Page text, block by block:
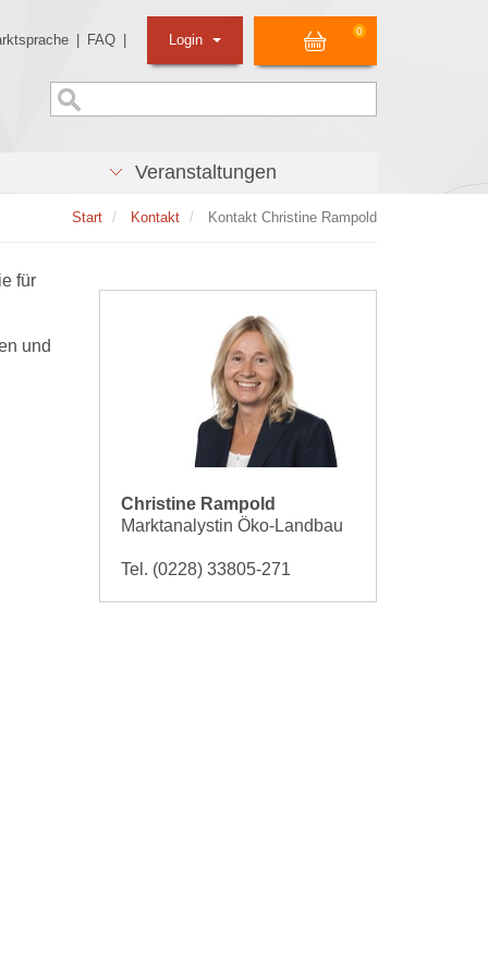
FAQ
0
Login
Veranstaltungen
Start Kontakt Kontakt Christine Rampold
für
und
Christine Rampold
Marktanalystin Öko-Landbau
Tel. (0228) 33805-271